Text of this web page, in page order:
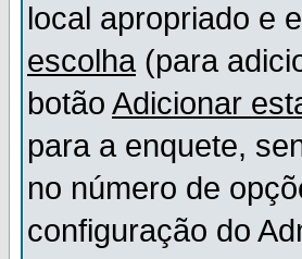
local apropriado e
escolha (para
botão Adicionar
para a enquete,
no número de
configuração do